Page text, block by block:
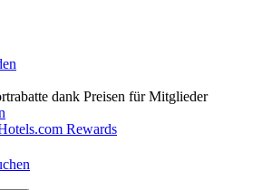
dank Preisen für Mitglieder
Rewards